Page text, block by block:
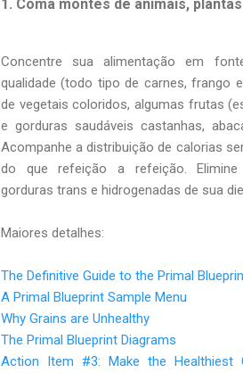
1. Coma montes de animais,
Concentre sua alimentação em
qualidade (todo tipo de carnes, frango
de vegetais coloridos, algumas frutas
e gorduras saudáveis castanhas,
Acompanhe a distribuição de calorias
do que refeição a refeição.
gorduras trans e hidrogenadas de sua
Maiores detalhes:
The Definitive Guide to the Primal
A Primal Blueprint Sample Menu
Why Grains are Unhealthy
The Primal Blueprint Diagrams
Action Item #3: Make the Healthiest